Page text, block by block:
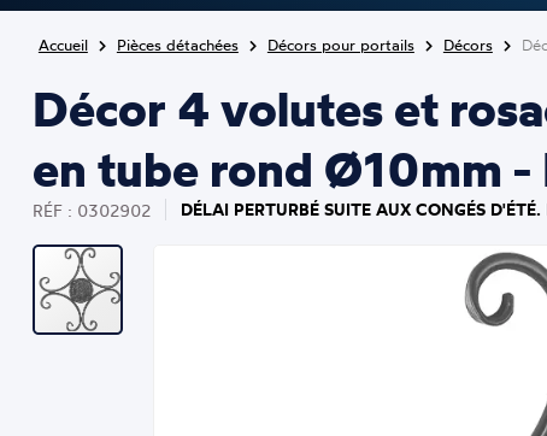
Accueil Pièces détachées Décors pour portails Décors
Décor 4 volutes et
en tube rond Ø10mm -
RÉF : 0302902 DÉLAI PERTURBÉ SUITE AUX CONGÉS